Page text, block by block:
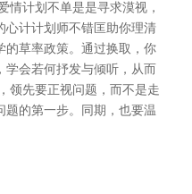
情计划不单是是寻求漠视，
心计计划师不错匡助你理清
的草率政策。通过换取，你
学会若何抒发与倾听，从而
领先要正视问题，而不是走
题的第一步。同期，也要温